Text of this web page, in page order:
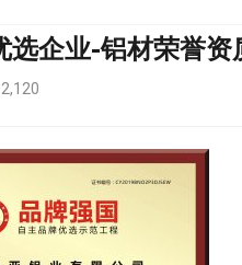
选企业-铝材荣誉资
2,120